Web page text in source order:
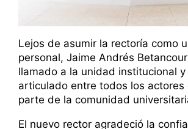
Lejos de asumir la rectoría como
personal, Jaime Andrés
llamado a la unidad institucional
articulado entre todos los actores
parte de la comunidad
El nuevo rector agradeció la